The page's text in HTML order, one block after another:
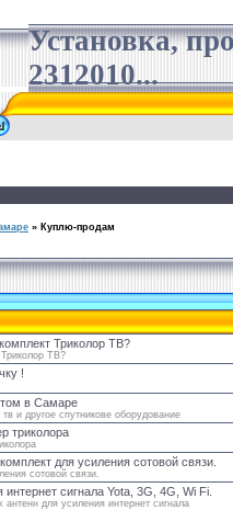
Установка,
2312010...
» Куплю-продам
Триколор ТВ?
Триколор ТВ?
!
в Самаре
и другое спутникове оборудование
триколора
для усиления сотовой связи.
сотовой связи.
сигнала Yota, 3G, 4G, Wi Fi.
для усиления интернет сигнала